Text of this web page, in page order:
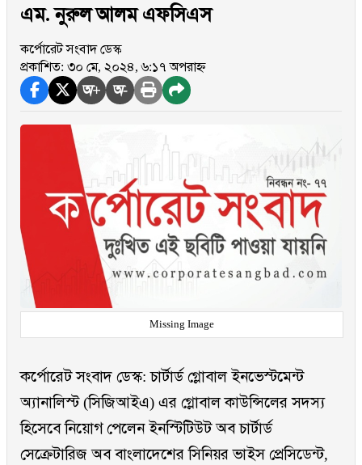
এম. নুরুল আলম এফসিএস
কর্পোরেট সংবাদ ডেস্ক
প্রকাশিত: ৩০ মে, ২০২৪, ৬:১৭ অপরাহ্ন
অ+ অ-
Missing Image
কর্পোরেট সংবাদ ডেস্ক: চার্টার্ড গ্লোবাল ইনভেস্টমেন্ট
অ্যানালিস্ট (সিজিআইএ) এর গ্লোবাল কাউন্সিলের সদস্য
হিসেবে নিয়োগ পেলেন ইনস্টিটিউট অব চার্টার্ড
সেক্রেটারিজ অব বাংলাদেশের সিনিয়র ভাইস প্রেসিডেন্ট,